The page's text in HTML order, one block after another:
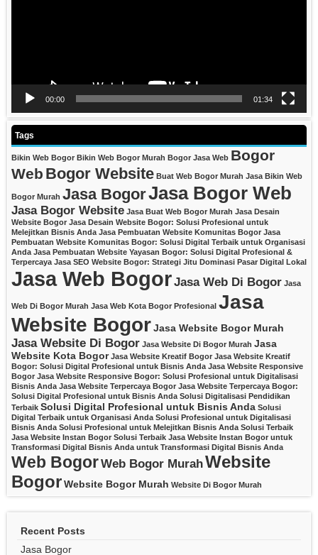
00:00 01:34
Tags
Bikin Web Bogor Bikin Web Bogor Murah Bogor Jasa Web Bogor
Web Bogor Website Buat Web Bogor Murah Jasa Bikin Web
Bogor Murah Jasa BogorJasa Bogor Web
Jasa Bogor Website Jasa Buat Web Bogor Murah Jasa Desain
Website Bogor Jasa Desain Website Bogor: Solusi Profesional untuk
Melejitkan Bisnis Anda Jasa Pembuatan Website Komunitas Bogor Jasa
Pembuatan Website Komunitas Bogor: Solusi Digital Terbaik untuk Organisasi
Anda Jasa Pembuatan Website Yayasan Bogor: Solusi Digital Profesional &
Terpercaya Jasa SEO Website Bogor: Strategi Jitu Dominasi Pasar Digital Lokal
Jasa Web BogorJasa Web Di Bogor Jasa
Web Di Bogor Murah Jasa Web Kota Bogor Profesional Jasa
Website BogorJasa Website Bogor Murah
Jasa Website Di Bogor Jasa Website Di Bogor Murah Jasa
Website Kota Bogor Jasa Website Kreatif Bogor Jasa Website Kreatif
Bogor: Solusi Digital Profesional untuk Bisnis Anda Jasa Website Responsive
Bogor Jasa Website Responsive Bogor: Solusi Profesional untuk Digitalisasi
Bisnis Anda Jasa Website Terpercaya Bogor Jasa Website Terpercaya Bogor:
Solusi Digital Profesional untuk Bisnis Anda Solusi Digitalisasi Pendidikan
Terbaik Solusi Digital Profesional untuk Bisnis Anda Solusi
Digital Terbaik untuk Organisasi Anda Solusi Profesional untuk Digitalisasi
Bisnis Anda Solusi Profesional untuk Melejitkan Bisnis Anda Solusi Terbaik
Jasa Website Instan Bogor Solusi Terbaik Jasa Website Instan Bogor untuk
Transformasi Digital Bisnis Anda untuk Transformasi Digital Bisnis Anda
Web BogorWeb Bogor MurahWebsite
BogorWebsite Bogor Murah Website Di Bogor Murah
Recent Posts
Jasa Bogor